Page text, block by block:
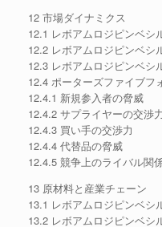
12 市場ダイナミクス
12.1 レボアムロジピンベシ
12.2 レボアムロジピンベシ
12.3 レボアムロジピンベシ
12.4 ポーターズファイブフ
12.4.1 新規参入者の脅威
12.4.2 サプライヤーの交渉力
12.4.3 買い手の交渉力
12.4.4 代替品の脅威
12.4.5 競争上のライバル関
13 原材料と産業チェーン
13.1 レボアムロジピンベシ
13.2 レボアムロジピンベシ